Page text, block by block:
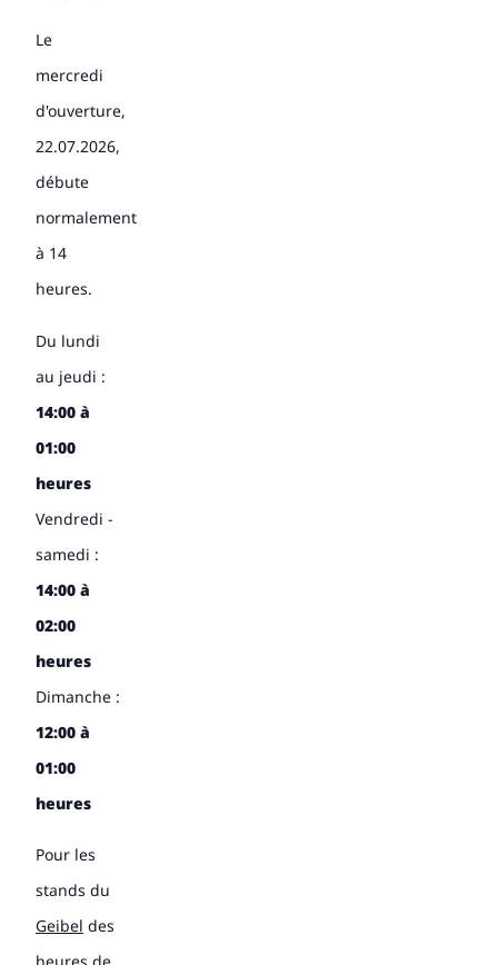
Le
mercredi
d'ouverture,
22.07.2026,
débute
normalement
à 14
heures.
Du lundi
au jeudi :
14:00 à
01:00
heures
Vendredi -
samedi :
14:00 à
02:00
heures
Dimanche :
12:00 à
01:00
heures
Pour les
stands du
Geibel des